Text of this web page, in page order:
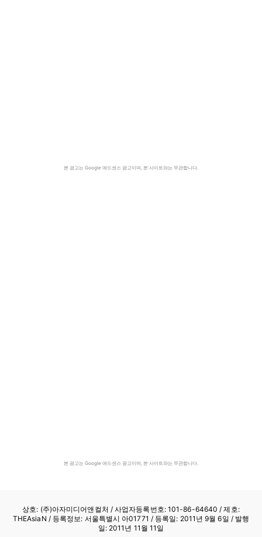
본 광고는 Google 애드센스 광고이며, 본 사이트와는 무관합니다.
본 광고는 Google 애드센스 광고이며, 본 사이트와는 무관합니다.
상호: (주)아자미디어앤컬처 /사업자등록번호: 101-86-64640 / 제호:
THEAsiaN / 등록정보: 서울특별시 아01771 / 등록일: 2011년 9월 6일 / 발행
일: 2011년 11월 11일